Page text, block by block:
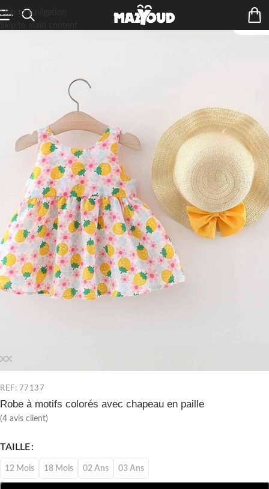
Skip to navigation
REF: 77137
Robe à motifs colorés avec chapeau en paille
(4 avis client)
TAILLE
12 Mois 18 Mois 02 Ans 03 Ans